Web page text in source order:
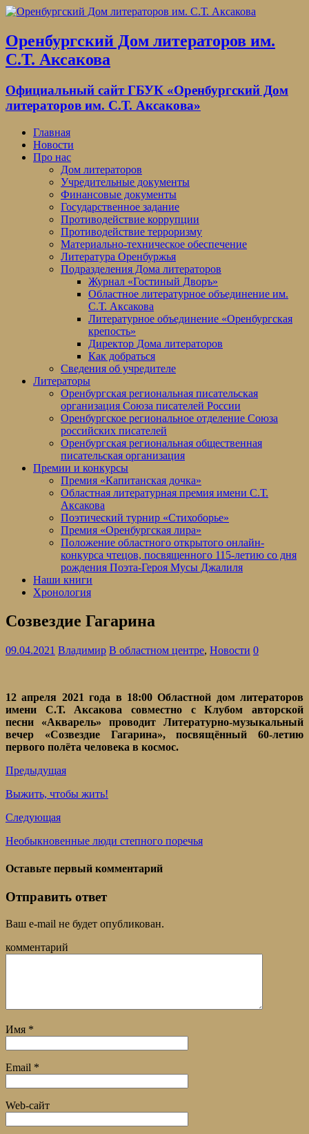
Оренбургский Дом литераторов им.
С.Т. Аксакова
Официальный сайт ГБУК «Оренбургский Дом
литераторов им. С.Т. Аксакова»
Главная
Новости
Про нас
Дом литераторов
Учредительные документы
Финансовые документы
Государственное задание
Противодействие коррупции
Противодействие терроризму
Материально-техническое обеспечение
Литература Оренбуржья
Подразделения Дома литераторов
Журнал «Гостиный Дворъ»
Областное литературное объединение им.
С.Т. Аксакова
Литературное объединение «Оренбургская
крепость»
Директор Дома литераторов
Как добраться
Сведения об учредителе
Литераторы
Оренбургская региональная писательская
организация Союза писателей России
Оренбургское региональное отделение Союза
российских писателей
Оренбургская региональная общественная
писательская организация
Премии и конкурсы
Премия «Капитанская дочка»
Областная литературная премия имени С.Т.
Аксакова
Поэтический турнир «Стихоборье»
Премия «Оренбургская лира»
Положение областного открытого онлайн-
конкурса чтецов, посвященного 115-летию со дня
рождения Поэта-Героя Мусы Джалиля
Наши книги
Хронология
Созвездие Гагарина
09.04.2021 Владимир В областном центре, Новости 0
12 апреля 2021 года в 18:00 Областной дом литераторов
имени С.Т. Аксакова совместно с Клубом авторской
песни «Акварель» проводит Литературно-музыкальный
вечер «Созвездие Гагарина», посвящённый 60-летию
первого полёта человека в космос.
Предыдущая
Выжить, чтобы жить!
Следующая
Необыкновенные люди степного поречья
Оставьте первый комментарий
Отправить ответ
Ваш e-mail не будет опубликован.
комментарий
Имя *
Email *
Web-сайт